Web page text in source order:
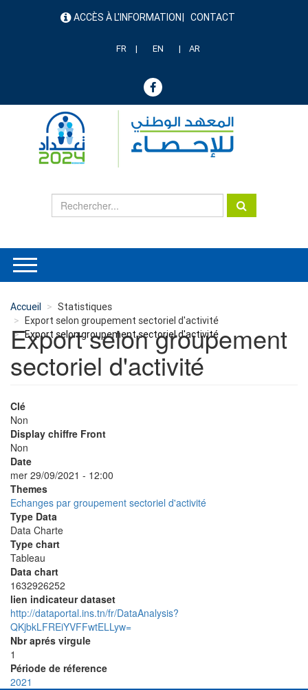
menu ACCÈS À L'INFORMATION CONTACT
FR EN AR
Accueil
Statistiques
Export selon groupement sectoriel d'activité
Export selon groupement sectoriel d'activité
Export selon groupement
sectoriel d'activité
Clé
Non
Display chiffre Front
Non
Date
mer 29/09/2021 - 12:00
Themes
Echanges par groupement sectoriel d'activité
Type Data
Data Charte
Type chart
Tableau
Data chart
1632926252
lien indicateur dataset
http://dataportal.ins.tn/fr/DataAnalysis?
QKjbkLFREiYVFFwtELLyw=
Nbr aprés virgule
1
Période de réference
2021